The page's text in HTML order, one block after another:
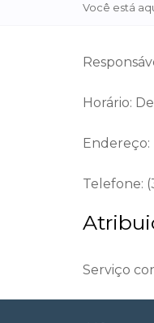
Você está
Horário:
Endereço:
Telefone:
Serviço